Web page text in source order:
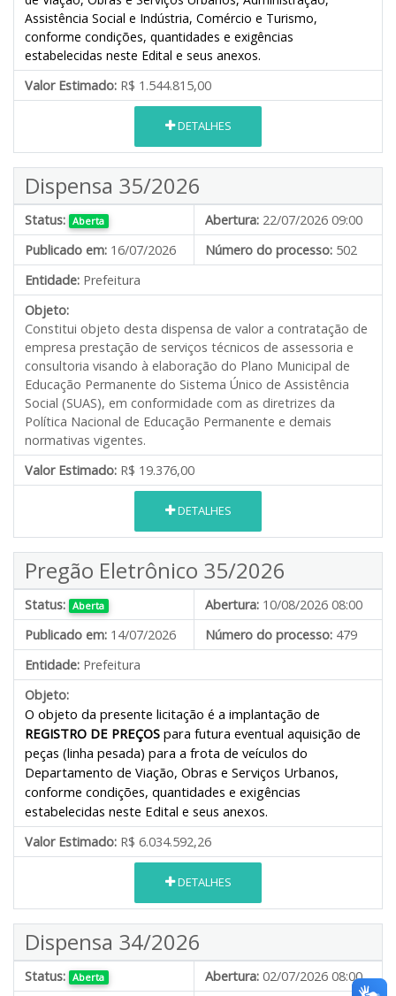
Assistência Social e Indústria, Comércio e Turismo,
conforme condições, quantidades e exigências
estabelecidas neste Edital e seus anexos.
Valor Estimado: R$ 1.544.815,00
DETALHES
Dispensa 35/2026
Status: Aberta Abertura: 22/07/2026 09:00
Publicado em: 16/07/2026 Número do processo: 502
Entidade: Prefeitura
Objeto:
Constitui objeto desta dispensa de valor a contratação de
empresa prestação de serviços técnicos de assessoria e
consultoria visando à elaboração do Plano Municipal de
Educação Permanente do Sistema Único de Assistência
Social (SUAS), em conformidade com as diretrizes da
Política Nacional de Educação Permanente e demais
normativas vigentes.
Valor Estimado: R$ 19.376,00
DETALHES
Pregão Eletrônico 35/2026
Status: Aberta Abertura: 10/08/2026 08:00
Publicado em: 14/07/2026 Número do processo: 479
Entidade: Prefeitura
Objeto:
O objeto da presente licitação é a implantação de
REGISTRO DE PREÇOS para futura eventual aquisição de
peças (linha pesada) para a frota de veículos do
Departamento de Viação, Obras e Serviços Urbanos,
conforme condições, quantidades e exigências
estabelecidas neste Edital e seus anexos.
Valor Estimado: R$ 6.034.592,26
DETALHES
Dispensa 34/2026
Status: Aberta Abertura: 02/07/2026 08:00